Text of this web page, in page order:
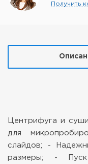
Получить
Центрифуга и
для
слайдов; -
размеры; - Пуск